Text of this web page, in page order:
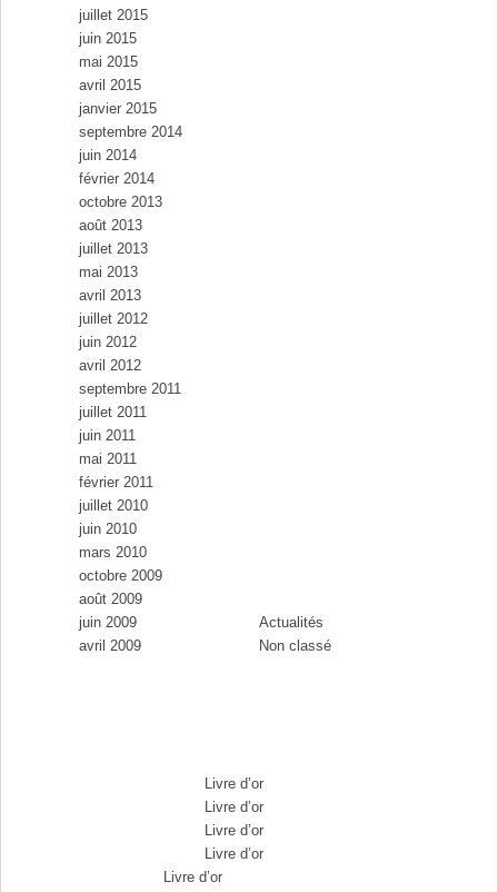
juillet 2015
juin 2015
mai 2015
avril 2015
janvier 2015
septembre 2014
juin 2014
février 2014
octobre 2013
août 2013
juillet 2013
mai 2013
avril 2013
juillet 2012
juin 2012
avril 2012
septembre 2011
juillet 2011
juin 2011
mai 2011
février 2011
juillet 2010
juin 2010
mars 2010
octobre 2009
août 2009
juin 2009
avril 2009
Actualités
Non classé
Livre d’or
Livre d’or
Livre d’or
Livre d’or
Livre d’or